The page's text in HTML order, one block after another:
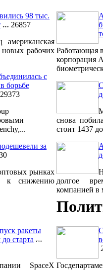
98 тыс.
26857
рабочих
с
борьбе
29373
за
рынках
к снижению
Работающая
корпорация
снова
стоит 1437
долгое
компанией в
ракеты
старта
SpaceX